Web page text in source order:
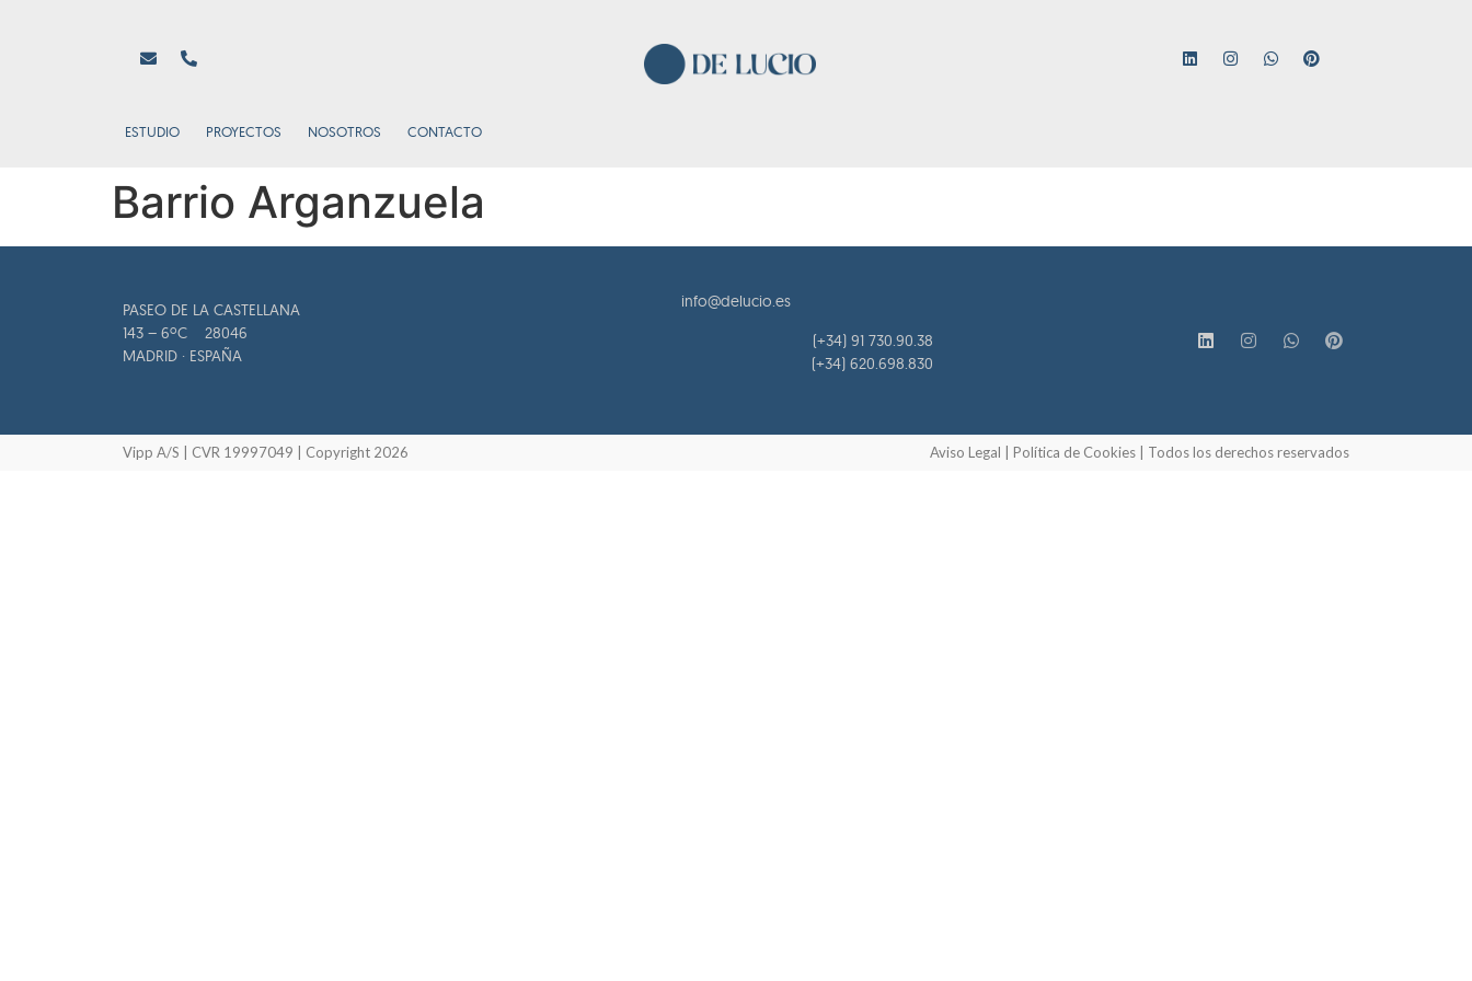
ESTUDIO PROYECTOS NOSOTROS CONTACTO
Barrio Arganzuela
PASEO DE LA CASTELLANA
143 – 6ºC 28046
MADRID · ESPAÑA
info@delucio.es
(+34) 91 730.90.38
(+34) 620.698.830
Vipp A/S | CVR 19997049 | Copyright 2026 Aviso Legal Política de Cookies | Todos los derechos reservados